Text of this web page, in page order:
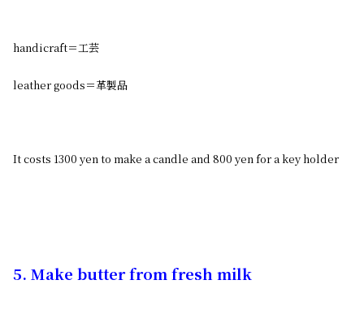
handicraft＝工芸
leather goods＝革製品
It costs 1300 yen to make a candle and 800 yen for a key holder
5. Make butter from fresh milk